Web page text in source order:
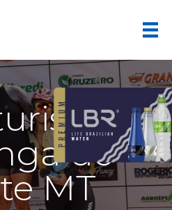
do
MT